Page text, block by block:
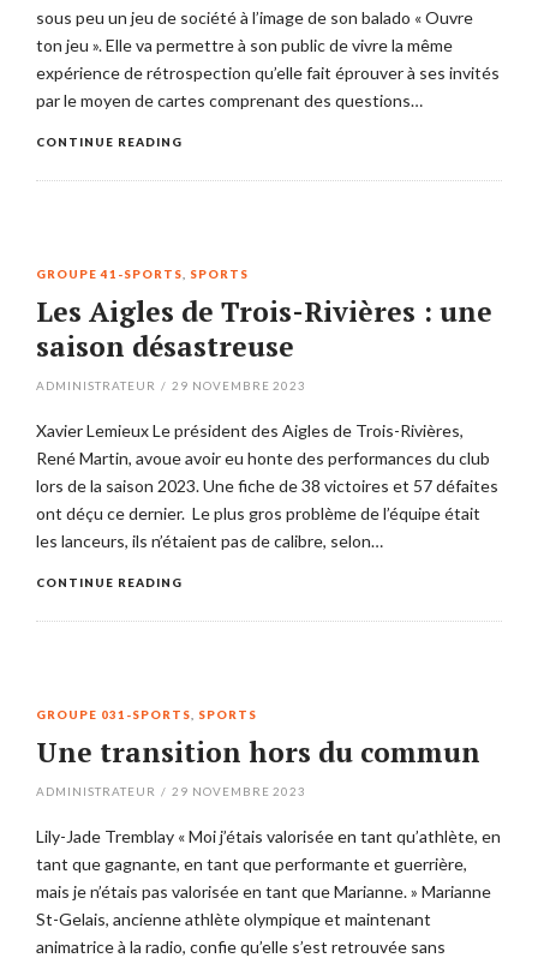
sous peu un jeu de société à l’image de son balado « Ouvre
ton jeu ». Elle va permettre à son public de vivre la même
expérience de rétrospection qu’elle fait éprouver à ses invités
par le moyen de cartes comprenant des questions…
CONTINUE READING
GROUPE 41-SPORTS SPORTS
Les Aigles de Trois-Rivières : une
saison désastreuse
ADMINISTRATEUR / 29 NOVEMBRE 2023
Xavier Lemieux Le président des Aigles de Trois-Rivières,
René Martin, avoue avoir eu honte des performances du club
lors de la saison 2023. Une fiche de 38 victoires et 57 défaites
ont déçu ce dernier. Le plus gros problème de l’équipe était
les lanceurs, ils n’étaient pas de calibre, selon…
CONTINUE READING
GROUPE 031-SPORTS SPORTS
Une transition hors du commun
ADMINISTRATEUR / 29 NOVEMBRE 2023
Lily-Jade Tremblay « Moi j’étais valorisée en tant qu’athlète, en
tant que gagnante, en tant que performante et guerrière,
mais je n’étais pas valorisée en tant que Marianne. » Marianne
St-Gelais, ancienne athlète olympique et maintenant
animatrice à la radio, confie qu’elle s’est retrouvée sans